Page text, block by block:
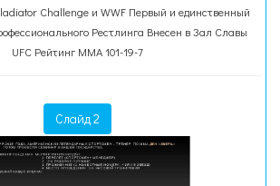
Challenge и WWF Первый и единственный
Рестлинга Внесен в Зал Славы
UFC Рейтинг MMA 101-19-7
Слайд 2